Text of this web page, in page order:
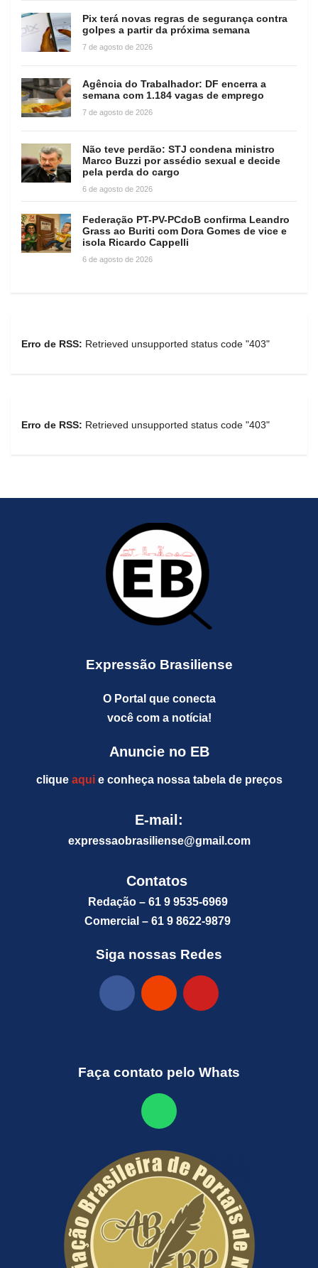
Pix terá novas regras de segurança contra
golpes a partir da próxima semana
7 de agosto de 2026
Agência do Trabalhador: DF encerra a
semana com 1.184 vagas de emprego
7 de agosto de 2026
Não teve perdão: STJ condena ministro
Marco Buzzi por assédio sexual e decide
pela perda do cargo
6 de agosto de 2026
Federação PT-PV-PCdoB confirma Leandro
Grass ao Buriti com Dora Gomes de vice e
isola Ricardo Cappelli
6 de agosto de 2026
Erro de RSS: Retrieved unsupported status code "403"
Erro de RSS: Retrieved unsupported status code "403"
Expressão Brasiliense
O Portal que conecta
você com a notícia!
Anuncie no EB
clique aquie conheça nossa tabela de preços
E-mail:
expressaobrasiliense@gmail.com
Contatos
Redação – 61 9 9535-6969
Comercial – 61 9 8622-9879
Siga nossas Redes
Faça contato pelo Whats